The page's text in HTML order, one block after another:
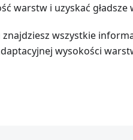
warstw i uzyskać
wszystkie
wysokości